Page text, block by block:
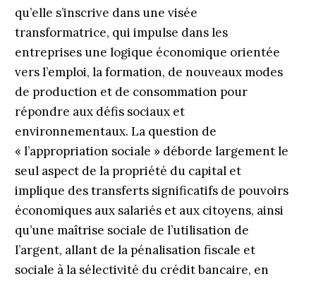
qu’elle s’inscrive dans une visée
transformatrice, qui impulse dans les
entreprises une logique économique orientée
vers l’emploi, la formation, de nouveaux modes
de production et de consommation pour
répondre aux défis sociaux et
environnementaux. La question de
« l’appropriation sociale » déborde largement le
seul aspect de la propriété du capital et
implique des transferts significatifs de pouvoirs
économiques aux salariés et aux citoyens, ainsi
qu’une maîtrise sociale de l’utilisation de
l’argent, allant de la pénalisation fiscale et
sociale à la sélectivité du crédit bancaire, en